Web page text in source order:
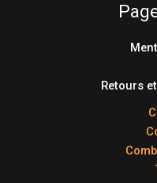
Retours